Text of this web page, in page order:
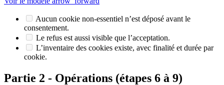
Aucun cookie non-essentiel n’est déposé avant le
consentement.
Le refus est aussi visible que l’acceptation.
L’inventaire des cookies existe, avec finalité et durée par
cookie.
Partie 2 - Opérations (étapes 6 à 9)